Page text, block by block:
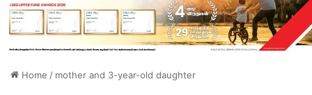
Home / mother and 3-year-old daughter